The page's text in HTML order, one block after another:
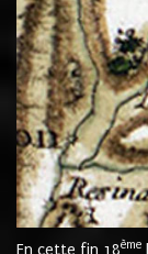
En cette fin 18ème